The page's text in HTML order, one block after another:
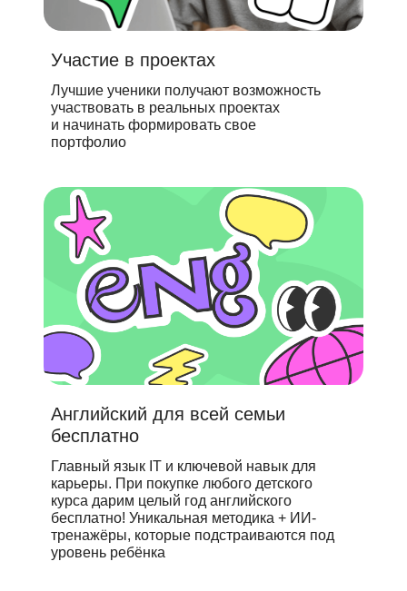
Участие в проектах
Лучшие ученики получают возможность
участвовать в реальных проектах
и начинать формировать свое
портфолио
Английский для всей семьи
бесплатно
Главный язык IT и ключевой навык для
карьеры. При покупке любого детского
курса дарим целый год английского
бесплатно! Уникальная методика + ИИ-
тренажёры, которые подстраиваются под
уровень ребёнка